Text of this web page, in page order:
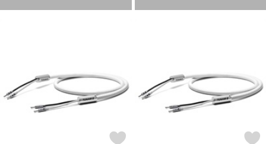
Roger Mayer
Roland Ronk Japan
Roswell Pro Audio
SHURE
SlateDigital SLR Studios SONTRONICS
SONY
SoundCraft
Soyuz SPL SSL(Solid State Logic)
STAX
STEDMAN Steven Slate Audio Superlux
SUZUKI